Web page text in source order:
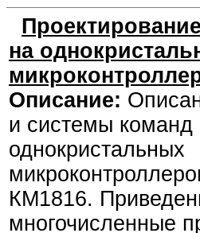
на
Описание:
и системы команд
однокристальных
КМ1816.
многочисленные